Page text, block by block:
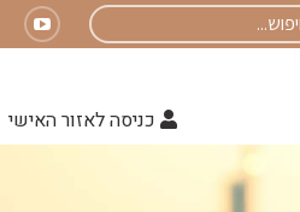
in
כניסה לאזור האישי